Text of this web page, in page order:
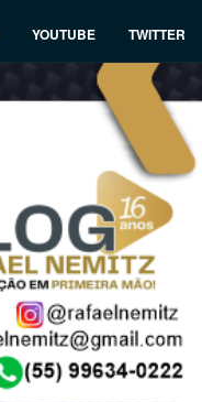
YOUTUBE TWITTER